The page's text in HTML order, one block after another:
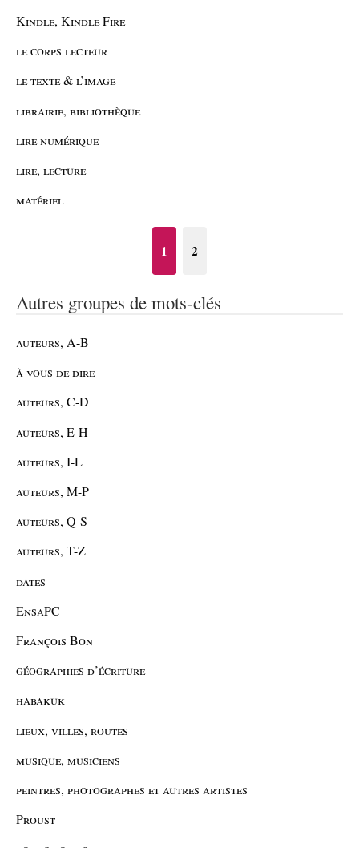
Kindle, Kindle Fire
le corps lecteur
le texte & l’image
librairie, bibliothèque
lire numérique
lire, lecture
matériel
1 2
Autres groupes de mots-clés
auteurs, A-B
à vous de dire
auteurs, C-D
auteurs, E-H
auteurs, I-L
auteurs, M-P
auteurs, Q-S
auteurs, T-Z
dates
EnsaPC
François Bon
géographies d’écriture
habakuk
lieux, villes, routes
musique, musiciens
peintres, photographes et autres artistes
Proust